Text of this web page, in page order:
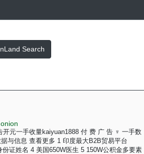
Search
元一手收量kaiyuan1888 付 费 广 告 ♆ 一手数
与信息 查看更多 1 印度最大B2B贸易平台
证姓名 4 美国650W医生 5 150W公积金多要素